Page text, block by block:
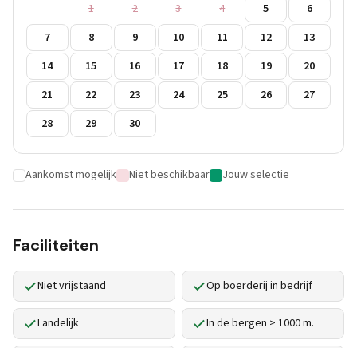
1 2 3 4 5
6
7
8 9 10 11 12
13
14
15 16 17 18 19
20
21
22 23 24 25 26
27
28
29 30
Aankomst mogelijk Niet beschikbaar Jouw selectie
Faciliteiten
Niet vrijstaand Op boerderij in bedrijf
Landelijk In de bergen > 1000 m.